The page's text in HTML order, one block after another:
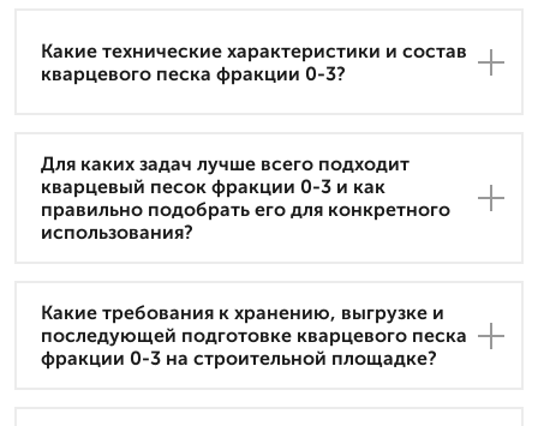
Какие технические характеристики и состав
кварцевого песка фракции 0-3?
Для каких задач лучше всего подходит
кварцевый песок фракции 0-3 и как
правильно подобрать его для конкретного
использования?
Какие требования к хранению, выгрузке и
последующей подготовке кварцевого песка
фракции 0-3 на строительной площадке?